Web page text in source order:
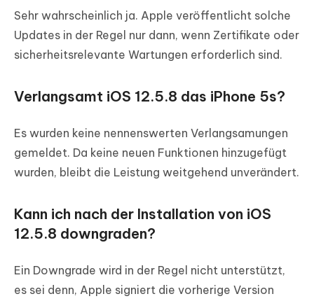
Sehr wahrscheinlich ja. Apple veröffentlicht solche
Updates in der Regel nur dann, wenn Zertifikate oder
sicherheitsrelevante Wartungen erforderlich sind.
Verlangsamt iOS 12.5.8 das iPhone 5s?
Es wurden keine nennenswerten Verlangsamungen
gemeldet. Da keine neuen Funktionen hinzugefügt
wurden, bleibt die Leistung weitgehend unverändert.
Kann ich nach der Installation von iOS
12.5.8 downgraden?
Ein Downgrade wird in der Regel nicht unterstützt,
es sei denn, Apple signiert die vorherige Version